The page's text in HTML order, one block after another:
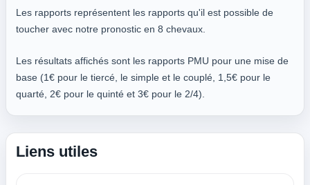
Les rapports représentent les rapports qu'il est possible de
toucher avec notre pronostic en 8 chevaux.
Les résultats affichés sont les rapports PMU pour une mise de
base (1€ pour le tiercé, le simple et le couplé, 1,5€ pour le
quarté, 2€ pour le quinté et 3€ pour le 2/4).
Liens utiles